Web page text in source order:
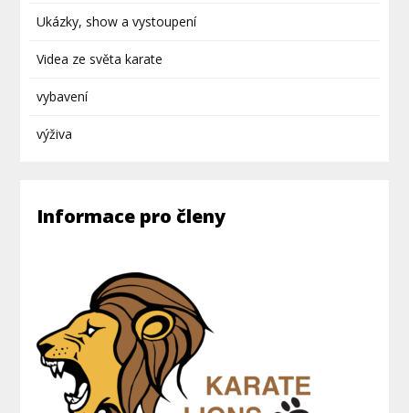
Ukázky, show a vystoupení
Videa ze světa karate
vybavení
výživa
Informace pro členy